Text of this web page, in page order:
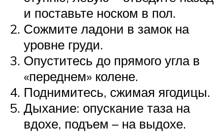
и поставьте носком в пол.
Сожмите ладони в замок на
уровне груди.
Опуститесь до прямого угла в
«переднем» колене.
Поднимитесь, сжимая ягодицы.
Дыхание: опускание таза на
вдохе, подъем – на выдохе.